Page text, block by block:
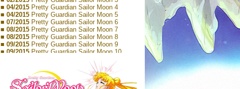
■ 04/2015 Pretty Guardian Sailor Moon 4
■ 04/2015 Pretty Guardian Sailor Moon 5
■ 07/2015 Pretty Guardian Sailor Moon 6
■ 08/2015 Pretty Guardian Sailor Moon 7
■ 08/2015 Pretty Guardian Sailor Moon 8
■ 09/2015 Pretty Guardian Sailor Moon 9
■ 09/2015 Pretty Guardian Sailor Moon 10
Pretty Guardian Sailor Moon 11
Pretty Guardian Sailor Moon 12
Pretty Guardian Sailor Moon Short
Stories 1